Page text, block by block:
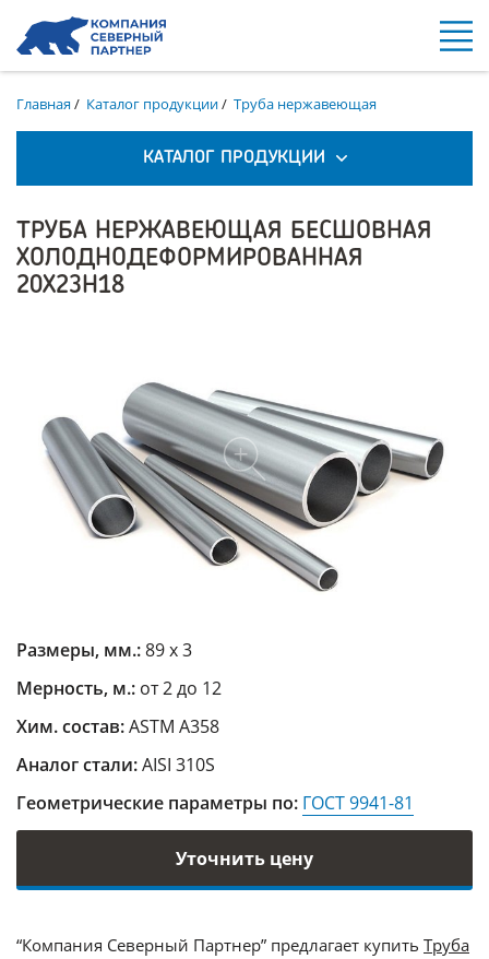
Главная/ Каталог продукции/ Труба нержавеющая
КАТАЛОГ ПРОДУКЦИИ
ТРУБА НЕРЖАВЕЮЩАЯ БЕСШОВНАЯ
ХОЛОДНОДЕФОРМИРОВАННАЯ
20Х23Н18
Размеры, мм.:89 х 3
Мерность, м.: от 2 до 12
Хим. состав:ASTM A358
Аналог стали:AISI 310S
Геометрические параметры по: ГОСТ 9941-81
Уточнить цену
“Компания Северный Партнер” предлагает купить Труба